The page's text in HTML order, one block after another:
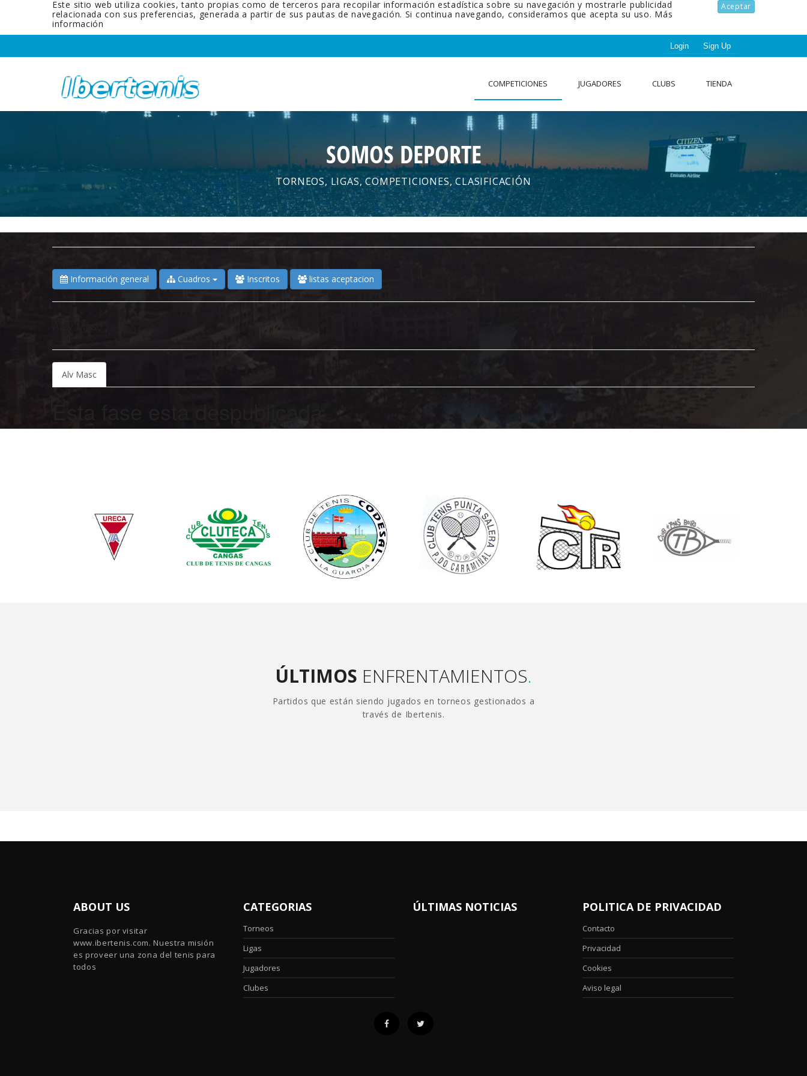
Aceptar
Este sitio web utiliza cookies, tanto propias como de terceros para recopilar información estadística sobre su navegación y mostrarle publicidad
relacionada con sus preferencias, generada a partir de sus pautas de navegación. Si continua navegando, consideramos que acepta su uso. Más
información
Login Sign Up
COMPETICIONES JUGADORES CLUBS TIENDA
SOMOS DEPORTE
TORNEOS, LIGAS, COMPETICIONES, CLASIFICACIÓN
Información general
Cuadros Inscritos listas aceptacion
Alv Masc
Esta fase esta despublicada
ÚLTIMOS ENFRENTAMIENTOS.
Partidos que están siendo jugados en torneos gestionados a
través de Ibertenis.
ABOUT US
Gracias por visitar
www.ibertenis.com. Nuestra misión
es proveer una zona del tenis para
todos
CATEGORIAS
Torneos
Ligas
Jugadores
Clubes
ÚLTIMAS NOTICIAS POLITICA DE PRIVACIDAD
Contacto
Privacidad
Cookies
Aviso legal